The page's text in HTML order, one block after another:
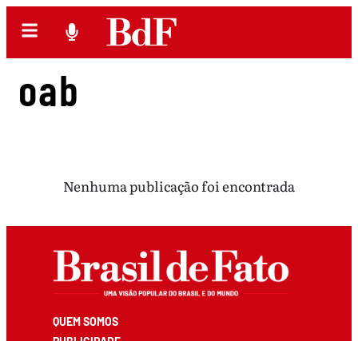
oab
Nenhuma publicação foi encontrada
QUEM SOMOS